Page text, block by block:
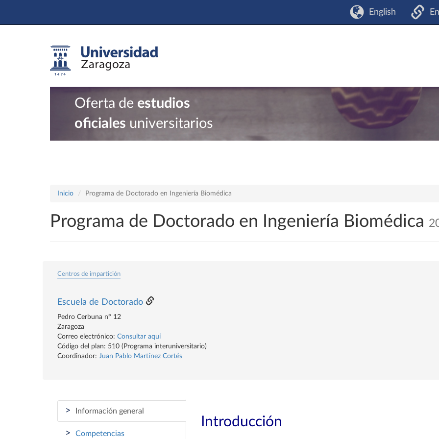
English
Oferta de estudios
oficiales universitarios
Inicio Programa de Doctorado en Ingeniería Biomédica
Programa de Doctorado en Ingeniería Biomédica
Centros de impartición
Escuela de Doctorado
Pedro Cerbuna nº 12
Zaragoza
Correo electrónico: Consultar aquí
Código del plan: 510 (Programa interuniversitario)
Coordinador: Juan Pablo Martínez Cortés
> Información general
> Competencias
Introducción